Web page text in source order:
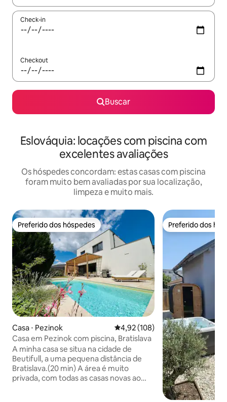
Check-in
Checkout
Buscar
Eslováquia: locações com piscina com
excelentes avaliações
Os hóspedes concordam: estas casas com piscina
foram muito bem avaliadas por sua localização,
limpeza e muito mais.
Preferido dos hóspedes
Preferido dos hóspedes
Casa ⋅ Pezinok 4,92 de uma avaliação média de
4,92 (108)
Casa em Pezinok com piscina, Bratislava
A minha casa se situa na cidade de
Beutifull, a uma pequena distância de
Bratislava.(20 min) A área é muito
privada, com todas as casas novas ao
Preferido dos
Preferido dos